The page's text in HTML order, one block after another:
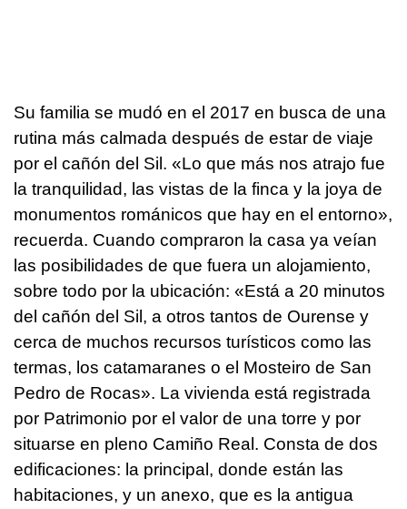
Su familia se mudó en el 2017 en busca de una
rutina más calmada después de estar de viaje
por el cañón del Sil. «Lo que más nos atrajo fue
la tranquilidad, las vistas de la finca y la joya de
monumentos románicos que hay en el entorno»,
recuerda. Cuando compraron la casa ya veían
las posibilidades de que fuera un alojamiento,
sobre todo por la ubicación: «Está a 20 minutos
del cañón del Sil, a otros tantos de Ourense y
cerca de muchos recursos turísticos como las
termas, los catamaranes o el Mosteiro de San
Pedro de Rocas». La vivienda está registrada
por Patrimonio por el valor de una torre y por
situarse en pleno Camiño Real. Consta de dos
edificaciones: la principal, donde están las
habitaciones, y un anexo, que es la antigua